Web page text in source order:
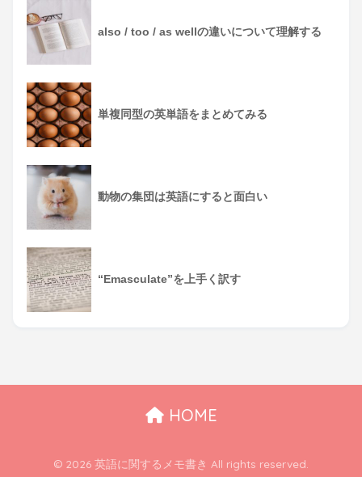
also / too / as wellの違いについて理解する
単複同型の英単語をまとめてみる
動物の集団は英語にすると面白い
“Emasculate”を上手く訳す
HOME
© 2026 英語に関するメモ書き All rights reserved.